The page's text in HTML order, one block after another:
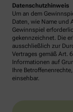
Datenschutzhinweis
Um an dem
Daten, wie Name und
Gewinnspiel
gekennzeichnet. Die
ausschließlich zur
Vertrages gemäß Art.
Informationen auf
Ihre
einsehbar.